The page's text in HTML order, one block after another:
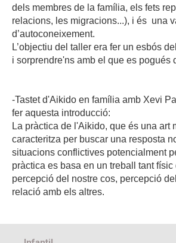
dels membres de la família, els fets
relacions, les migracions...), i és una
d’autoconeixement.
L’objectiu del taller era fer un esbós
i sorprendre'ns amb el que es pogués
-Tastet d'Aikido en família amb Xevi
fer aquesta introducció:
La pràctica de l'Aikido, que és una art
caracteritza per buscar una resposta
situacions conflictives potencialment
pràctica es basa en un treball tant
percepció del nostre cos, percepció
relació amb els altres.